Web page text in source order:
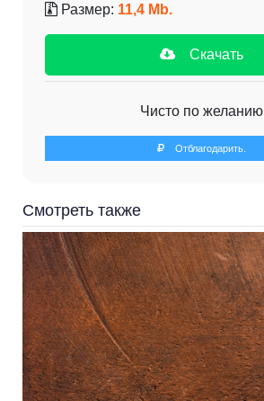
Размер: 11,4 Mb.
Скачать
Чисто по желанию
Отблагодарить.
Смотреть также